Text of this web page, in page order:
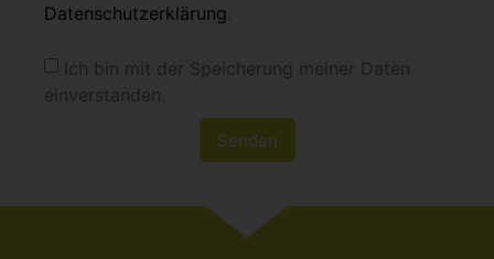
Datenschutzerklärung
Ich bin mit der Speicherung meiner Daten
einverstanden.
Senden